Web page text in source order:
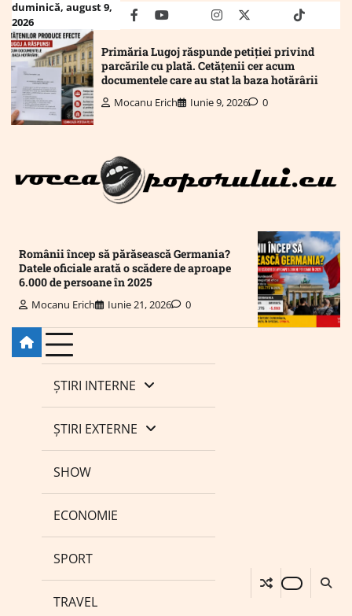
Skip
content
duminică, august 9,
2026
facebookyoutubeMailinstagram
twitter truthtiktok
Primăria Lugoj răspunde petiției privind
parcările cu plată. Cetățenii cer acum
documentele care au stat la baza hotărârii
Mocanu Erich Iunie 9, 2026 0
Românii încep să părăsească Germania?
Datele oficiale arată o scădere de aproape
6.000 de persoane în 2025
Mocanu Erich Iunie 21, 2026 0
ȘTIRI INTERNE
ȘTIRI EXTERNE
SHOW
ECONOMIE
SPORT
TRAVEL